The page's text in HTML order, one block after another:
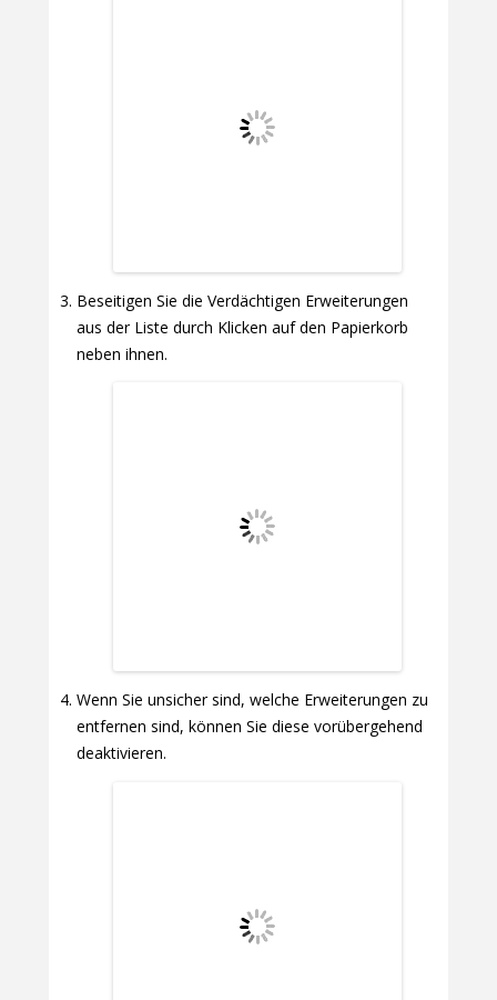
Beseitigen Sie die Verdächtigen Erweiterungen
aus der Liste durch Klicken auf den Papierkorb
neben ihnen.
Wenn Sie unsicher sind, welche Erweiterungen zu
entfernen sind, können Sie diese vorübergehend
deaktivieren.